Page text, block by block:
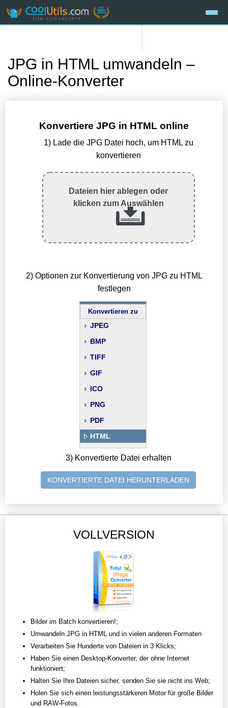
JPG in HTML umwandeln –
Online-Konverter
Konvertiere JPG in HTML online
1) Lade die JPG Datei hoch, um HTML zu
konvertieren
Dateien hier ablegen oder
klicken zum Auswählen
2) Optionen zur Konvertierung von JPG zu HTML
festlegen
Konvertieren zu
JPEG
BMP
TIFF
GIF
ICO
PNG
PDF
HTML
3) Konvertierte Datei erhalten
KONVERTIERTE DATEI HERUNTERLADEN
VOLLVERSION
Bilder im Batch konvertieren!;
Umwandeln JPG in HTML und in vielen anderen Formaten
Verarbeiten Sie Hunderte von Dateien in 3 Klicks;
Haben Sie einen Desktop-Konverter, der ohne Internet
funktioniert;
Halten Sie Ihre Dateien sicher, senden Sie sie nicht ins Web;
Holen Sie sich einen leistungsstärkeren Motor für große Bilder
und RAW-Fotos.